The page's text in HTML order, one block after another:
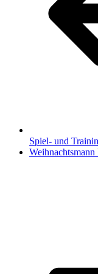
Spiel- und